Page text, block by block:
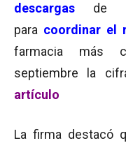
descargas de
para coordinar el
farmacia más
septiembre la
artículo
La firma destacó